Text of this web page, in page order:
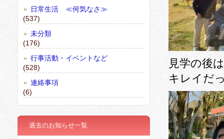
見学の後
キレイだ
日常生活 ≪何気なさ≫
(537)
未分類
(176)
行事活動・イベントなど
(528)
連絡事項
(6)
過去のお知らせ一覧